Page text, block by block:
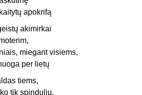
apokrifą
akimirkai
miegant visiems,
per lietų
tiems,
tik spinduliu,